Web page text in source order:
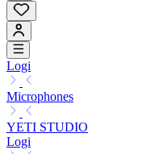
Logi
Microphones
YETI STUDIO
Logi